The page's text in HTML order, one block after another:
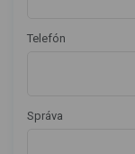
Telefón
Správa